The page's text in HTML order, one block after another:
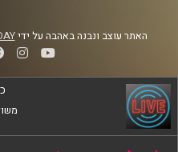
האתר עוצב ונבנה באהבה על ידי